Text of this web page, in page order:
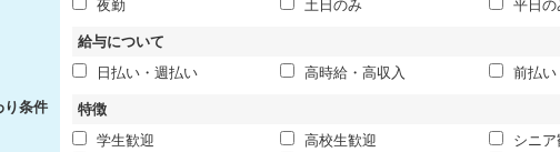
り条件
夜勤
土日のみ 平日の
給与について
日払い・週払い
高時給・高収入 前払い
特徴
学生歓迎
高校生歓迎
シニア